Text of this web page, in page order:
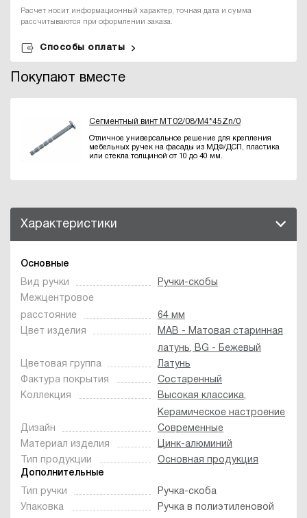
Расчет носит информационный характер, точная дата и сумма
рассчитываются при оформлении заказа.
Способы оплаты
Покупают вместе
Сегментный винт MT02/08/M4*45Zn/0
Отличное универсальное решение для крепления
мебельных ручек на фасады из МДФ/ДСП, пластика
или стекла толщиной от 10 до 40 мм.
Характеристики
Основные
Вид ручки
Ручки-скобы
Межцентровое
расстояние
64 мм
Цвет изделия
MAB - Матовая старинная
латунь, BG - Бежевый
Цветовая группа
Латунь
Фактура покрытия
Состаренный
Коллекция
Высокая классика,
Керамическое настроение
Дизайн
Современные
Материал изделия
Цинк-алюминий
Тип продукции
Основная продукция
Дополнительные
Тип ручки
Ручка-скоба
Упаковка
Ручка в полиэтиленовой